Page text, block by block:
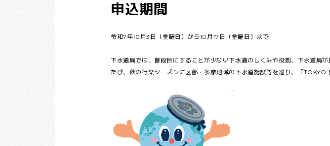
申込期間
令和7年10月3日（金曜日）から10月17日（金曜日）まで
下水道局では、普段目にすることが少ない下水道のしくみや役割、下水道局
たび、秋の行楽シーズンに区部・多摩地域の下水道施設等を巡り、「